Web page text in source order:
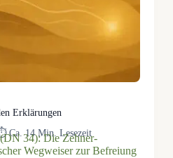
Erklärungen
14 Min. Lesezeit
34): Die Zehner-
Wegweiser zur Befreiung